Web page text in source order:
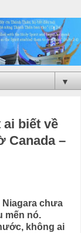
▼
biết về
Canada –
Niagara chưa
mến nó.
không ai